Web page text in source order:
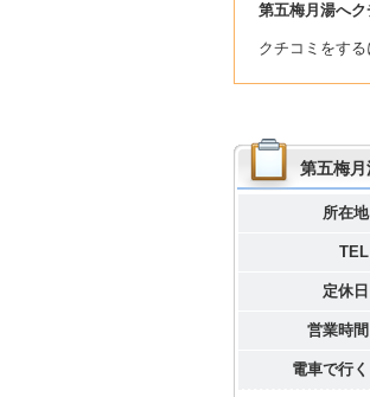
第五梅月湯へ
クチコミをする
第五梅
所在地
TEL
定休日
営業時間
電車で行く